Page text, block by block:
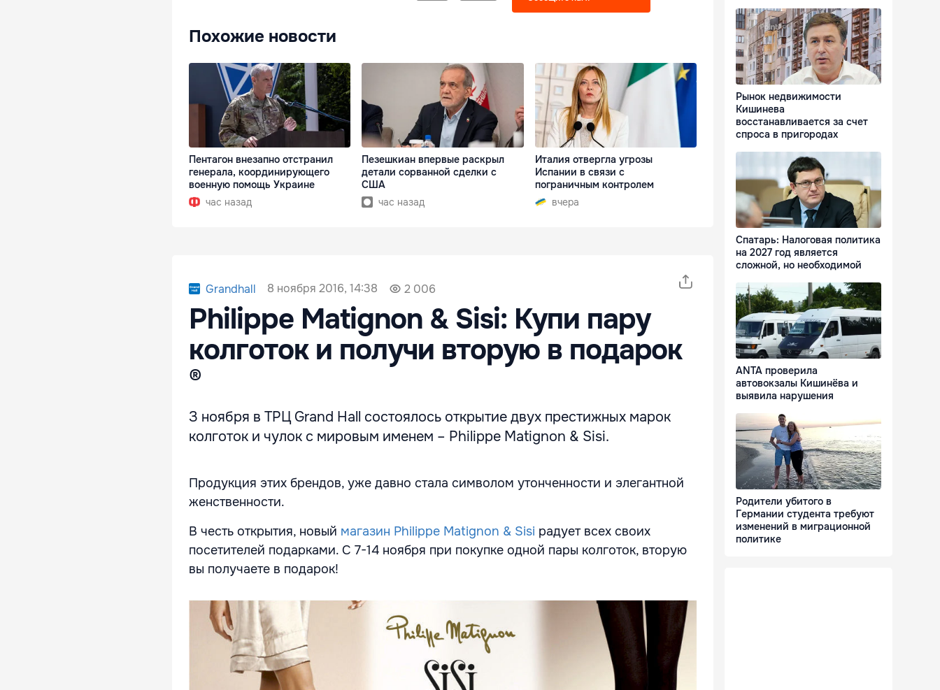
Похожие новости
Пентагон внезапно отстранил
генерала, координирующего
военную помощь Украине
час назад
Пезешкиан впервые раскрыл
детали сорванной сделки с
США
час назад
Италия отвергла угрозы
Испании в связи с
пограничным контролем
вчера
Grandhall 8 ноября 2016, 14:38 2 006
Philippe Matignon & Sisi: Купи пару
колготок и получи вторую в подарок
®
З ноября в ТРЦ Grand Hall состоялось открытие двух престижных марок
колготок и чулок с мировым именем – Philippe Matignon & Sisi.
Продукция этих брендов, уже давно стала символом утонченности и элегантной
женственности.
В честь открытия, новый магазин Philippe Matignon & Sisi радует всех своих
посетителей подарками. С 7-14 ноября при покупке одной пары колготок, вторую
вы получаете в подарок!
Рынок недвижимости
Кишинева
восстанавливается за счет
спроса в пригородах
Спатарь: Налоговая политика
на 2027 год является
сложной, но необходимой
ANTA проверила
автовокзалы Кишинёва и
выявила нарушения
Родители убитого в
Германии студента требуют
изменений в миграционной
политике